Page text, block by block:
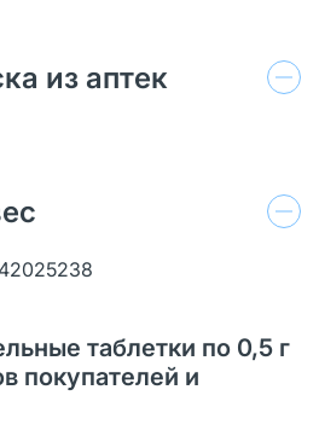
из аптек
таблетки по 0,5 г
покупателей и